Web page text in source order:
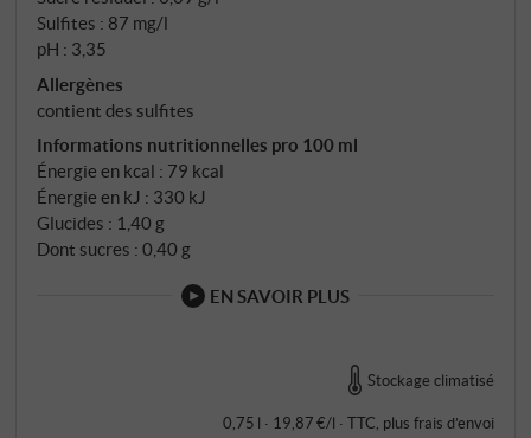
Sulfites : 87 mg/l
pH : 3,35
Allergènes
contient des sulfites
Informations nutritionnelles pro 100 ml
Énergie en kcal : 79 kcal
Énergie en kJ : 330 kJ
Glucides : 1,40 g
Dont sucres : 0,40 g
EN SAVOIR PLUS
Stockage climatisé
0,75 l · 19,87 €/l · TTC , plus frais d’envoi